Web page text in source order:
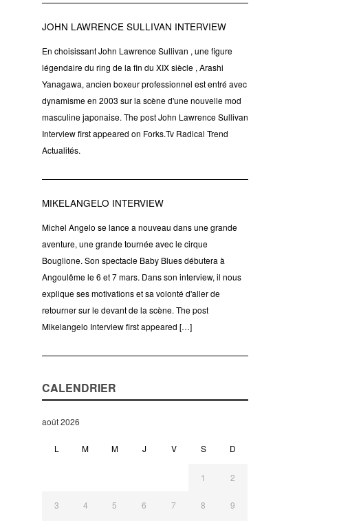
JOHN LAWRENCE SULLIVAN INTERVIEW
En choisissant John Lawrence Sullivan , une figure
légendaire du ring de la fin du XIX siècle , Arashi
Yanagawa, ancien boxeur professionnel est entré avec
dynamisme en 2003 sur la scène d'une nouvelle mod
masculine japonaise. The post John Lawrence Sullivan
Interview first appeared on Forks.Tv Radical Trend
Actualités.
MIKELANGELO INTERVIEW
Michel Angelo se lance a nouveau dans une grande
aventure, une grande tournée avec le cirque
Bouglione. Son spectacle Baby Blues débutera à
Angoulême le 6 et 7 mars. Dans son interview, il nous
explique ses motivations et sa volonté d'aller de
retourner sur le devant de la scène. The post
Mikelangelo Interview first appeared […]
CALENDRIER
août 2026
L M M J V S D
1 2
3 4 5 6 7 8 9